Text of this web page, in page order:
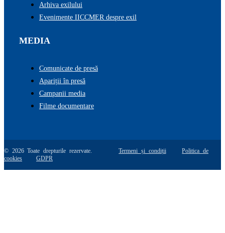
Arhiva exilului
Evenimente IICCMER despre exil
MEDIA
Comunicate de presă
Apariții în presă
Campanii media
Filme documentare
© 2026 Toate drepturile rezervate.Termeni și condiții
Politica de
cookies
GDPR